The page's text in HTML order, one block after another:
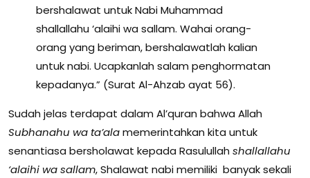
bershalawat untuk Nabi Muhammad
shallallahu ‘alaihi wa sallam. Wahai orang-
orang yang beriman, bershalawatlah kalian
untuk nabi. Ucapkanlah salam penghormatan
kepadanya.” (Surat Al-Ahzab ayat 56).
Sudah jelas terdapat dalam Al’quran bahwa Allah
Subhanahu wa ta’alamemerintahkan kita untuk
senantiasa bersholawat kepada Rasulullah shallallahu
‘alaihi wa sallam, Shalawat nabi memiliki banyak sekali